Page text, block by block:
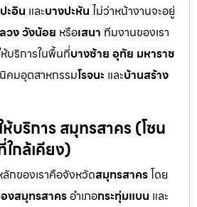
ะอิน และบางปะหัน ไม่ว่าหน้างานจะอยู่
วง วังน้อย หรือเสนา ทีมงานของเรา
บริการในพื้นที่บางซ้าย อุทัย มหาราช
คมอุตสาหกรรมโรจนะ และบ้านสร้าง
บริการ สมุทรสาคร (โซน
กล้เคียง)
กของเราคือจังหวัดสมุทรสาครโดย
องสมุทรสาครอำเภอกระทุ่มแบน และ